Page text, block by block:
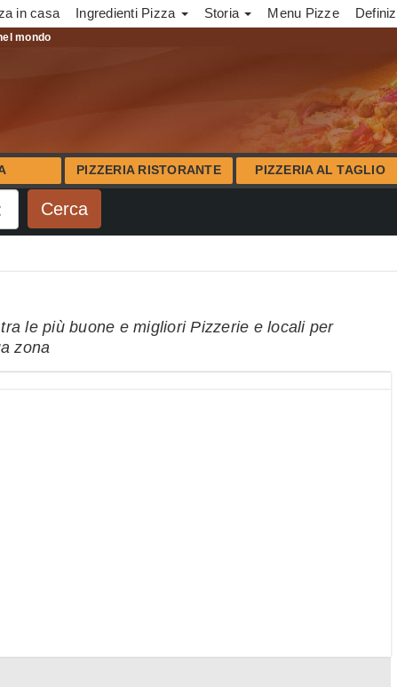
in casa Ingredienti Pizza Storia Menu Pizze
mondo
PIZZERIA RISTORANTE PIZZERIA AL TAGLIO
le più buone e migliori Pizzerie e locali per
zona